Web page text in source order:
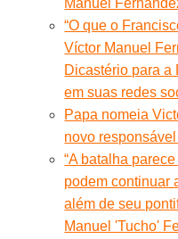
“O que o
Víctor Manuel
Dicastério para a
em suas redes
Papa nomeia
novo
“A batalha
podem continuar
além de seu
Manuel 'Tucho'